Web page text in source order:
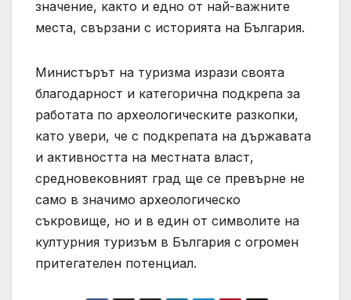
значение, както и едно от най-важните
места, свързани с историята на България.
Министърът на туризма изрази своята
благодарност и категорична подкрепа за
работата по археологическите разкопки,
като увери, че с подкрепата на държавата
и активността на местната власт,
средновековният град ще се превърне не
само в значимо археологическо
съкровище, но и в един от символите на
културния туризъм в България с огромен
притегателен потенциал.